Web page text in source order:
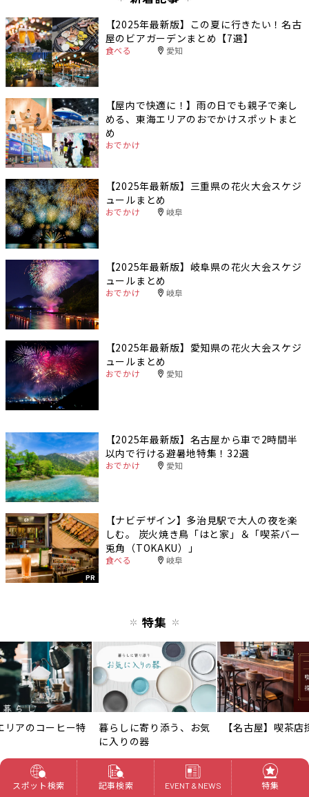
【2025年最新版】この夏に行きたい！名古
屋のビアガーデンまとめ【7選】
食べる 愛知
【屋内で快適に！】雨の日でも親子で楽し
める、東海エリアのおでかけスポットまと
め
おでかけ
【2025年最新版】三重県の花火大会スケジ
ュールまとめ
おでかけ 岐阜
【2025年最新版】岐阜県の花火大会スケジ
ュールまとめ
おでかけ 岐阜
【2025年最新版】愛知県の花火大会スケジ
ュールまとめ
おでかけ 愛知
【2025年最新版】名古屋から車で2時間半
以内で行ける避暑地特集！32選
おでかけ 愛知
PR
【ナビデザイン】多治見駅で大人の夜を楽
しむ。 炭火焼き鳥「はと家」＆「喫茶バー
兎角（TOKAKU）」
食べる 岐阜
特集
リアのコーヒー特
暮らしに寄り添う、お気
に入りの器
【名古屋】喫茶店
スポット検索 記事検索 EVENT & NEWS 特集